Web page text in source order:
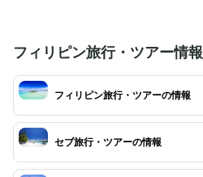
フィリピン旅行・ツアー情報
フィリピン旅行・ツアーの情報
セブ旅行・ツアーの情報